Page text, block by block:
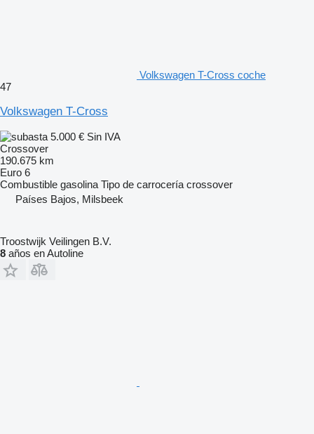
Volkswagen T-Cross coche
47
Volkswagen T-Cross
5.000 € Sin IVA
Crossover
190.675 km
Euro 6
Combustible gasolina Tipo de carrocería crossover
Países Bajos, Milsbeek
Troostwijk Veilingen B.V.
8 años en Autoline